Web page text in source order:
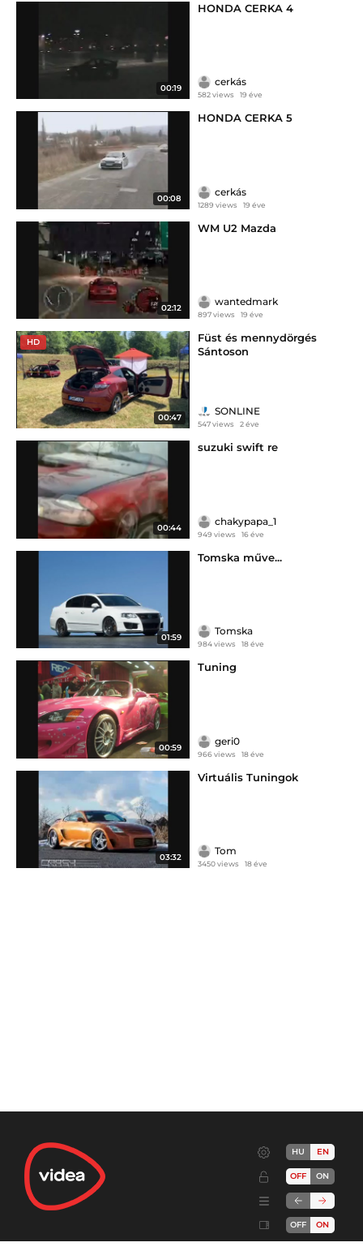
00:19
HONDA CERKA 4
cerkás
582 views 19 éve
00:08
HONDA CERKA 5
cerkás
1289 views 19 éve
02:12
WM U2 Mazda
wantedmark
897 views 19 éve
HD
00:47
Füst és mennydörgés
Sántoson
SONLINE
547 views 2 éve
00:44
suzuki swift re
chakypapa_1
949 views 16 éve
01:59
Tomska műve...
Tomska
984 views 18 éve
00:59
Tuning
geri0
966 views 18 éve
03:32
Virtuális Tuningok
Tom
3450 views 18 éve
HU EN
OFF ON
OFF ON